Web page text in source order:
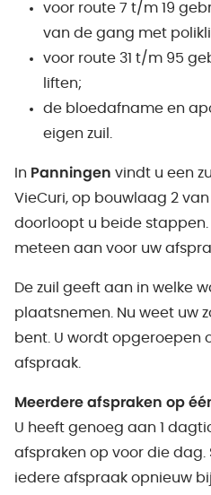
voor route 7 t/m 19
van de gang met
voor route 31 t/m 95
liften;
de bloedafname en
eigen zuil.
In Panningen vindt u een
VieCuri, op bouwlaag 2
doorloopt u beide stappen.
meteen aan voor uw
De zuil geeft aan in welke
plaatsnemen. Nu weet uw
bent. U wordt opgeroepen
afspraak.
Meerdere afspraken op
U heeft genoeg aan 1
afspraken op voor die
iedere afspraak opnieuw